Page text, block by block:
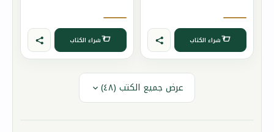
شراء الكتاب شراء الكتاب
عرض جميع الكتب (٤٨)